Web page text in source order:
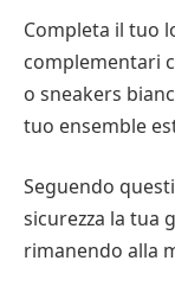
Completa il tuo
complementari
o sneakers
tuo ensemble
Seguendo
sicurezza la tua
rimanendo alla